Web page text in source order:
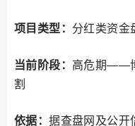
项目类型： 分红类资金
当前阶段： 高危期——
割
依据：据查盘网及公开